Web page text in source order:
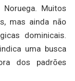
Muitos
mas ainda não
dominicais.
uma busca
dos padrões